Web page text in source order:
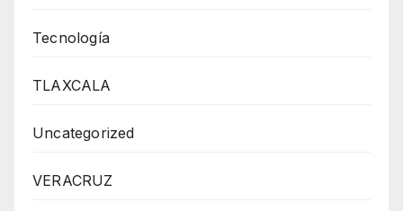
Tecnología
TLAXCALA
Uncategorized
VERACRUZ